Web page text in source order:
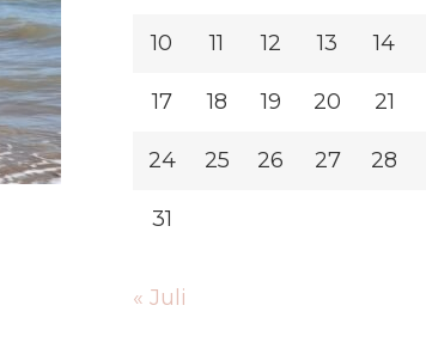
10 11 12 13 14
17 18 19 20 21
24 25 26 27 28
31
« Juli